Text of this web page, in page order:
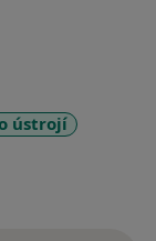
ústrojí